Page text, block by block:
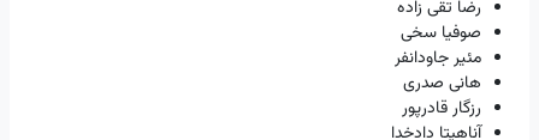
رضا تقی زاده
صوفیا سخی
مئیر جاودانفر
هانی صدری
رزگار قادرپور
آناهیتا دادخدا